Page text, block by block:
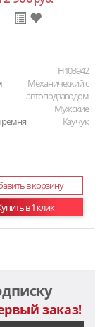
H103942
Механический с
автоподзаводом
Мужские
ремня
Каучук
в корзину
в 1 клик
заказ!